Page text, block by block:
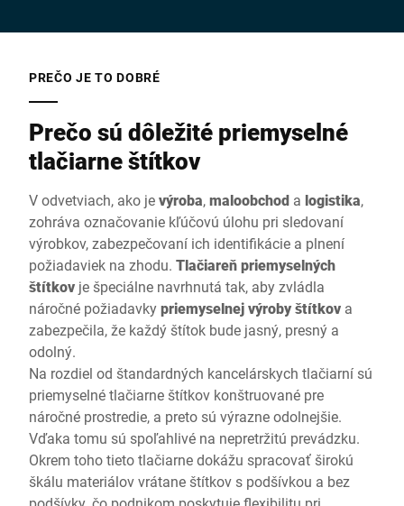
PREČO JE TO DOBRÉ
Prečo sú dôležité priemyselné
tlačiarne štítkov
V odvetviach, ako jevýroba,maloobchod a logistika,
zohráva označovanie kľúčovú úlohu pri sledovaní
výrobkov, zabezpečovaní ich identifikácie a plnení
požiadaviek na zhodu. Tlačiareň priemyselných
štítkov je špeciálne navrhnutá tak, aby zvládla
náročné požiadavkypriemyselnej výroby štítkov a
zabezpečila, že každý štítok bude jasný, presný a
odolný.
Na rozdiel od štandardných kancelárskych tlačiarní sú
priemyselné tlačiarne štítkov konštruované pre
náročné prostredie, a preto sú výrazne odolnejšie.
Vďaka tomu sú spoľahlivé na nepretržitú prevádzku.
Okrem toho tieto tlačiarne dokážu spracovať širokú
škálu materiálov vrátane štítkov s podšívkou a bez